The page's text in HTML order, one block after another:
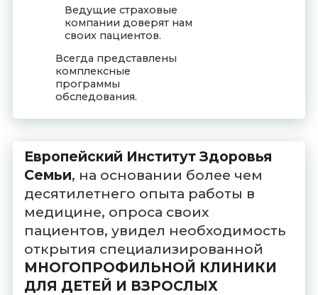
Ведущие страховые
компании доверят нам
своих пациентов.
Всегда представлены
комплексные
программы
обследования.
Европейский Институт Здоровья
Семьи, на основании более чем
десятилетнего опыта работы в
медицине, опроса своих
пациентов, увидел необходимость
открытия специализированной
МНОГОПРОФИЛЬНОЙ КЛИНИКИ
ДЛЯ ДЕТЕЙ И ВЗРОСЛЫХ